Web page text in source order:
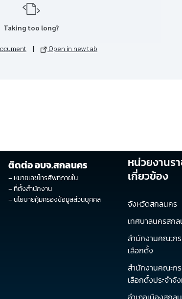
Taking too long?
| Open in new tab
ติดต่อ อบจ.สกลนคร
–หมายเลขโทรศัพท์ภายใน
–ที่ตั้งสำนักงาน
–นโยบายคุ้มครองข้อมูลส่วนบุคคล
หน่วยงานร
เกี่ยวข้อง
จังหวัดสกลนคร
เทศบาลนครสก
สำนักงานคณะก
เลือกตั้ง
สำนักงานคณะก
เลือกตั้งประจำ